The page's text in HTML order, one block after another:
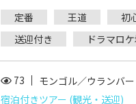
定番
王道 初
送迎付き
ドラマロ
73
モンゴル／ウランバ
宿泊付きツアー (観光・送迎)